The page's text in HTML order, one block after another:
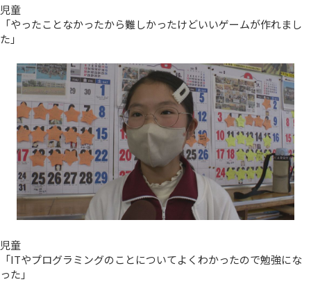
児童
「やったことなかったから難しかったけどいいゲームが作れまし
た」
児童
「ITやプログラミングのことについてよくわかったので勉強にな
った」